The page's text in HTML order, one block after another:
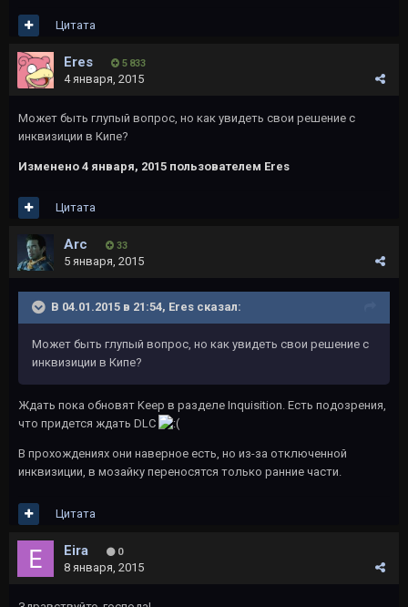
Цитата
Eres 5 833
4 января, 2015
Может быть глупый вопрос, но как увидеть свои решение с
инквизиции в Кипе?
Изменено 4 января, 2015 пользователем Eres
Цитата
Arc 33
5 января, 2015
В 04.01.2015 в 21:54, Eres сказал:
Может быть глупый вопрос, но как увидеть свои решение с
инквизиции в Кипе?
Ждать пока обновят Keep в разделе Inquisition. Есть подозрения,
что придется ждать DLC
В прохождениях они наверное есть, но из-за отключенной
инквизиции, в мозайку переносятся только ранние части.
Цитата
Eira 0
8 января, 2015